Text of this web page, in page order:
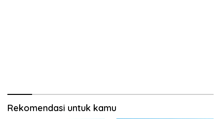
Rekomendasi untuk kamu